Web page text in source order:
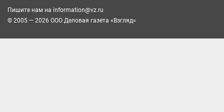
Пишите нам на information@vz.ru
© 2005 — 2026 ООО Деловая газета «Взгляд»